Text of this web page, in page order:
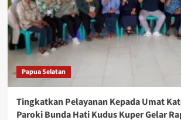
PSU
tetap
Aman
Sampai
TPS
Papua Selatan
Tingkatkan Pelayanan Kepada Umat
Paroki Bunda Hati Kudus Kuper Gelar